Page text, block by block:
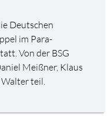
Deutschen
im Para-
Von der BSG
Meißner, Klaus
Walter teil.